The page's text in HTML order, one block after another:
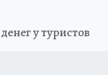
у туристов